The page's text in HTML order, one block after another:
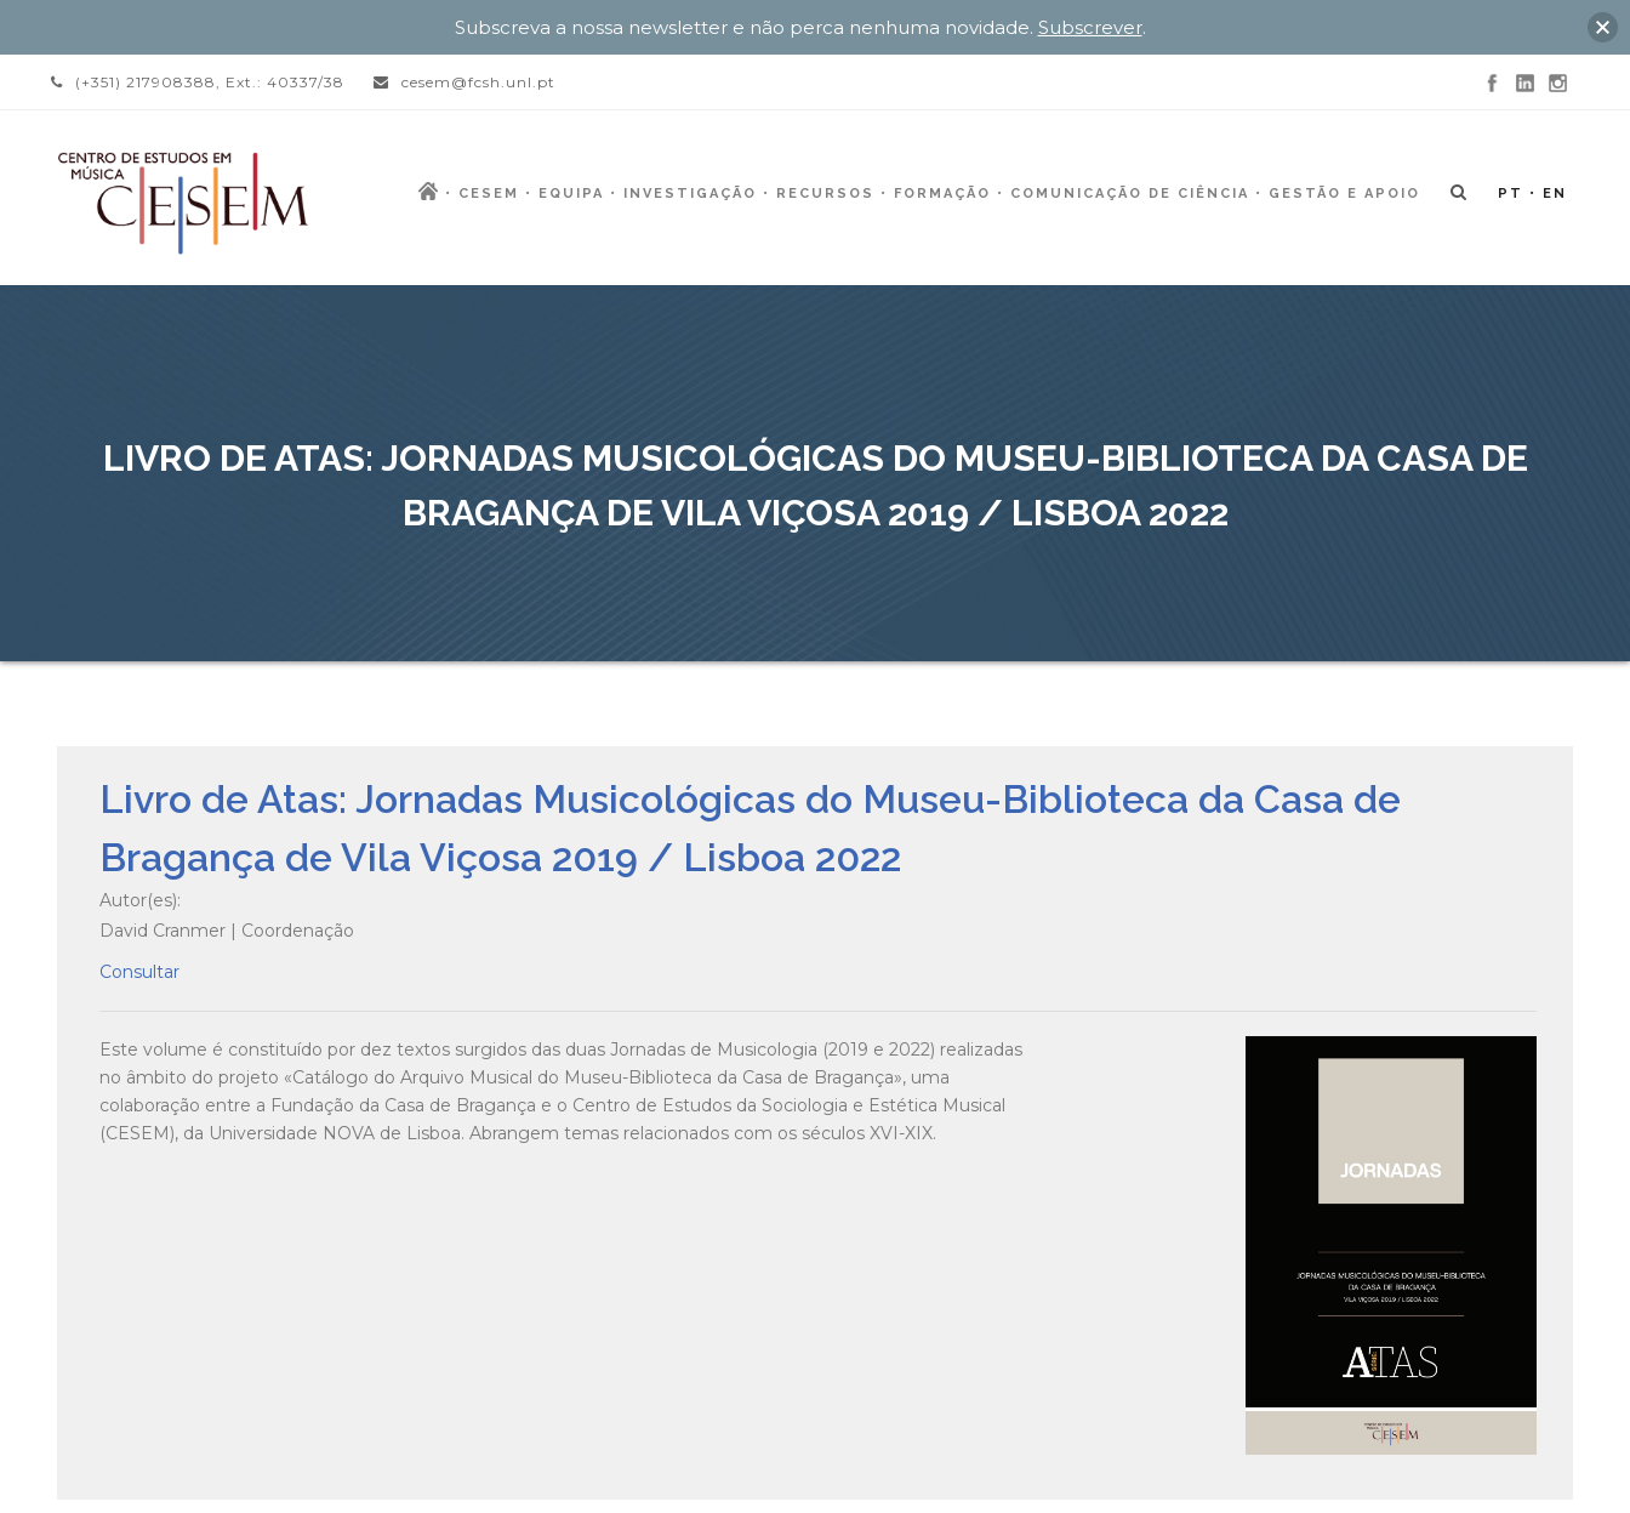
(+351) 217908388, Ext.: 40337/38 cesem@fcsh.unl.pt
CESEM EQUIPA INVESTIGAÇÃO RECURSOS FORMAÇÃO COMUNICAÇÃO DE CIÊNCIA GESTÃO E APOIO PT EN
LIVRO DE ATAS: JORNADAS MUSICOLÓGICAS DO MUSEU-BIBLIOTECA DA CASA DE
BRAGANÇA DE VILA VIÇOSA 2019 / LISBOA 2022
Livro de Atas: Jornadas Musicológicas do Museu-Biblioteca da Casa de
Bragança de Vila Viçosa 2019 / Lisboa 2022
Autor(es):
David Cranmer | Coordenação
Consultar
Este volume é constituído por dez textos surgidos das duas Jornadas de Musicologia (2019 e 2022) realizadas
no âmbito do projeto «Catálogo do Arquivo Musical do Museu-Biblioteca da Casa de Bragança», uma
colaboração entre a Fundação da Casa de Bragança e o Centro de Estudos da Sociologia e Estética Musical
(CESEM), da Universidade NOVA de Lisboa. Abrangem temas relacionados com os séculos XVI-XIX.
Subscreva a nossa newsletter e não perca nenhuma novidade. Subscrever.